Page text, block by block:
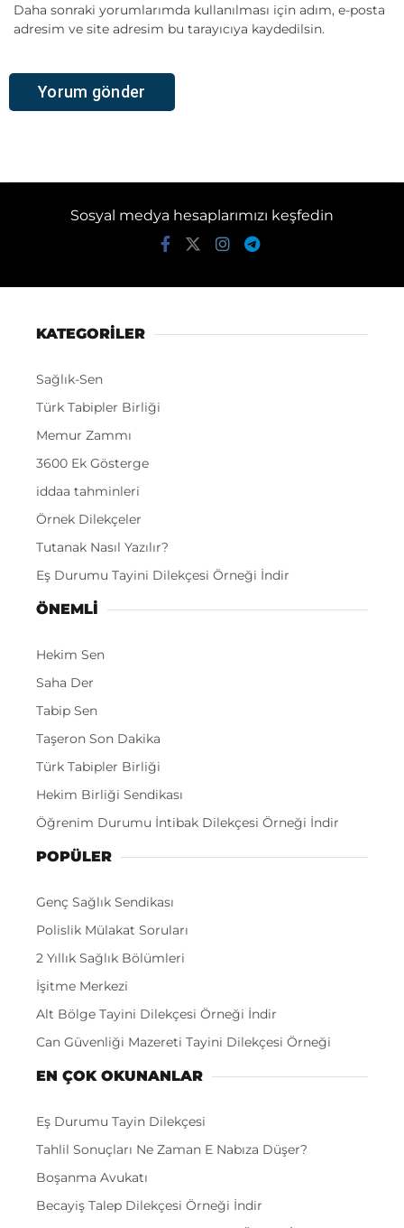
Daha sonraki yorumlarımda kullanılması için adım, e-posta
adresim ve site adresim bu tarayıcıya kaydedilsin.
Sosyal medya hesaplarımızı keşfedin
KATEGORİLER
Sağlık-Sen
Türk Tabipler Birliği
Memur Zammı
3600 Ek Gösterge
iddaa tahminleri
Örnek Dilekçeler
Tutanak Nasıl Yazılır?
Eş Durumu Tayini Dilekçesi Örneği İndir
ÖNEMLI
Hekim Sen
Saha Der
Tabip Sen
Taşeron Son Dakika
Türk Tabipler Birliği
Hekim Birliği Sendikası
Öğrenim Durumu İntibak Dilekçesi Örneği İndir
POPÜLER
Genç Sağlık Sendikası
Polislik Mülakat Soruları
2 Yıllık Sağlık Bölümleri
İşitme Merkezi
Alt Bölge Tayini Dilekçesi Örneği İndir
Can Güvenliği Mazereti Tayini Dilekçesi Örneği
EN ÇOK OKUNANLAR
Eş Durumu Tayin Dilekçesi
Tahlil Sonuçları Ne Zaman E Nabıza Düşer?
Boşanma Avukatı
Becayiş Talep Dilekçesi Örneği İndir